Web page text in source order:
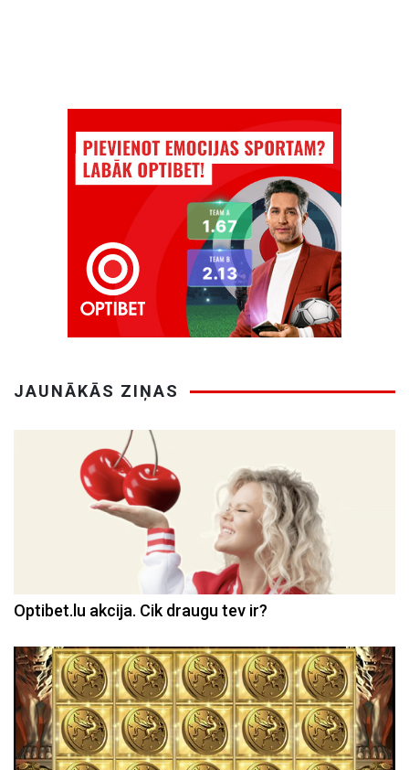
JAUNĀKĀS ZIŅAS
Optibet.lu akcija. Cik draugu tev ir?